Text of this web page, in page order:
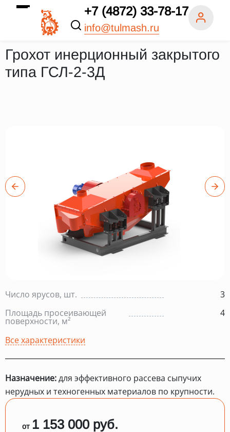
+7 (4872) 33-78-17
info@tulmash.ru
Грохот инерционный закрытого
типа ГСЛ-2-3Д
Число ярусов, шт.
3
Площадь просеивающей
поверхности, м²
4
Все характеристики
Назначение:для эффективного рассева сыпучих
нерудных и техногенных материалов по крупности.
от 1 153 000 руб.